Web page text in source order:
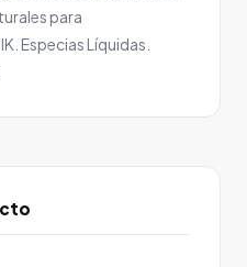
para
Especias Líquidas.